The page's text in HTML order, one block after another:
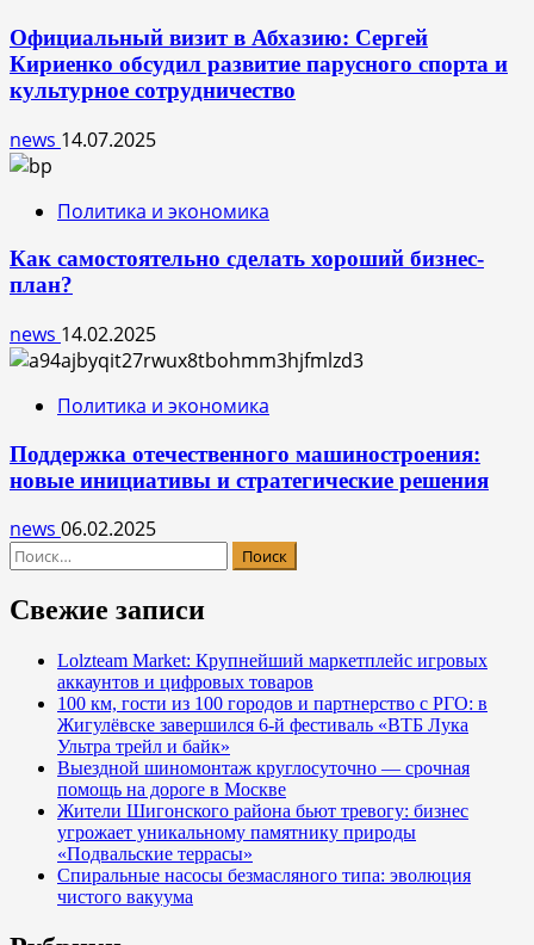
Официальный визит в Абхазию: Сергей
Кириенко обсудил развитие парусного спорта и
культурное сотрудничество
news 14.07.2025
Политика и экономика
Как самостоятельно сделать хороший бизнес-
план?
news 14.02.2025
Политика и экономика
Поддержка отечественного машиностроения:
новые инициативы и стратегические решения
news 06.02.2025
Найти:
Свежие записи
Lolzteam Market: Крупнейший маркетплейс игровых
аккаунтов и цифровых товаров
100 км, гости из 100 городов и партнерство с РГО: в
Жигулёвске завершился 6-й фестиваль «ВТБ Лука
Ультра трейл и байк»
Выездной шиномонтаж круглосуточно — срочная
помощь на дороге в Москве
Жители Шигонского района бьют тревогу: бизнес
угрожает уникальному памятнику природы
«Подвальские террасы»
Спиральные насосы безмасляного типа: эволюция
чистого вакуума